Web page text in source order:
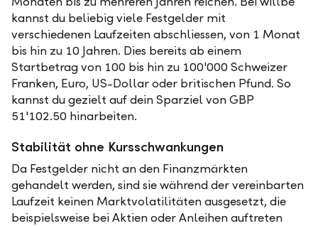
kannst du beliebig viele Festgelder mit
verschiedenen Laufzeiten abschliessen, von 1 Monat
bis hin zu 10 Jahren. Dies bereits ab einem
Startbetrag von 100 bis hin zu 100'000 Schweizer
Franken, Euro, US-Dollar oder britischen Pfund. So
kannst du gezielt auf dein Sparziel von GBP
51'102.50 hinarbeiten.
Stabilität ohne Kursschwankungen
Da Festgelder nicht an den Finanzmärkten
gehandelt werden, sind sie während der vereinbarten
Laufzeit keinen Marktvolatilitäten ausgesetzt, die
beispielsweise bei Aktien oder Anleihen auftreten